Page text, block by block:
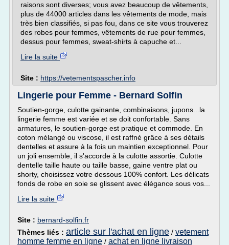
raisons sont diverses; vous avez beaucoup de vêtements,
plus de 44000 articles dans les vêtements de mode, mais
très bien classifiés, si pas fou, dans ce site vous trouverez
des robes pour femmes, vêtements de rue pour femmes,
dessus pour femmes, sweat-shirts à capuche et...
Lire la suite
Site : https://vetementspascher.info
Lingerie pour Femme - Bernard Solfin
Soutien-gorge, culotte gainante, combinaisons, jupons...la
lingerie femme est variée et se doit confortable. Sans
armatures, le soutien-gorge est pratique et commode. En
coton mélangé ou viscose, il est raffné grâce à ses détails
dentelles et assure à la fois un maintien exceptionnel. Pour
un joli ensemble, il s'accorde à la culotte assortie. Culotte
dentelle taille haute ou taille basse, gaine ventre plat ou
shorty, choisissez votre dessous 100% confort. Les délicats
fonds de robe en soie se glissent avec élégance sous vos...
Lire la suite
Site : bernard-solfin.fr
Thèmes liés : article sur l'achat en ligne / vetement
homme femme en ligne / achat en ligne livraison